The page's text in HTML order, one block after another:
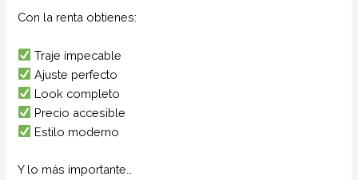
Con la renta obtienes:
Traje impecable
Ajuste perfecto
Look completo
Precio accesible
Estilo moderno
Y lo más importante…